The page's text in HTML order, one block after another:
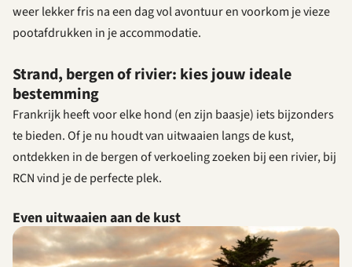
weer lekker fris na een dag vol avontuur en voorkom je vieze
pootafdrukken in je accommodatie.
Strand, bergen of rivier: kies jouw ideale
bestemming
Frankrijk heeft voor elke hond (en zijn baasje) iets bijzonders
te bieden. Of je nu houdt van uitwaaien langs de kust,
ontdekken in de bergen of verkoeling zoeken bij een rivier, bij
RCN vind je de perfecte plek.
Even uitwaaien aan de kust